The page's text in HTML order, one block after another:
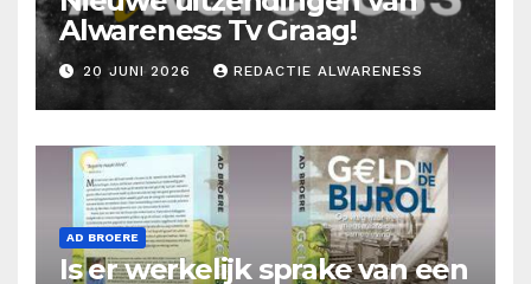
Alwareness Tv Graag!
20 JUNI 2026 REDACTIE ALWARENESS
AD BROERE
Is er werkelijk sprake van een